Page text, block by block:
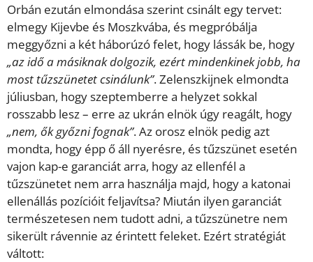
Orbán ezután elmondása szerint csinált egy tervet:
elmegy Kijevbe és Moszkvába, és megpróbálja
meggyőzni a két háborúzó felet, hogy lássák be, hogy
„az idő a másiknak dolgozik, ezért mindenkinek jobb, ha
most tűzszünetet csinálunk”. Zelenszkijnek elmondta
júliusban, hogy szeptemberre a helyzet sokkal
rosszabb lesz – erre az ukrán elnök úgy reagált, hogy
„nem, ők győzni fognak”. Az orosz elnök pedig azt
mondta, hogy épp ő áll nyerésre, és tűzszünet esetén
vajon kap-e garanciát arra, hogy az ellenfél a
tűzszünetet nem arra használja majd, hogy a katonai
ellenállás pozícióit feljavítsa? Miután ilyen garanciát
természetesen nem tudott adni, a tűzszünetre nem
sikerült rávennie az érintett feleket. Ezért stratégiát
váltott: